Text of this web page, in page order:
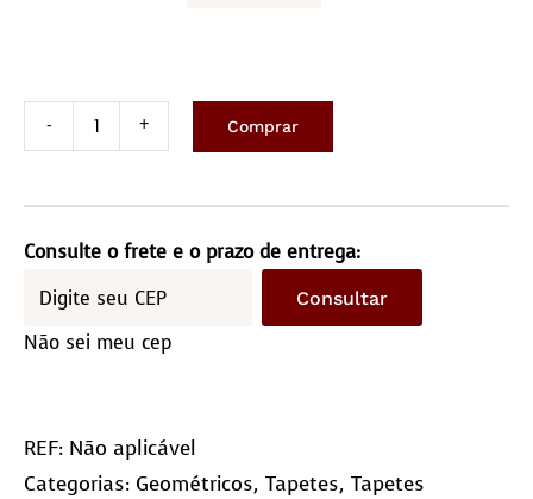
Liso
/
quantidade
Comprar
Consulte o frete e o prazo de entrega:
Consultar
Não sei meu cep
REF: Não aplicável
Categorias: Geométricos, Tapetes, Tapetes